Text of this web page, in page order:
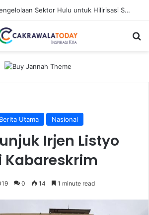
Menteri PPN: Pengelolaan Sektor Hulu untuk Hilirisasi Sawit
Berita Utama Nasional
Irjen Listyo
Kabareskrim
0 14 1 minute read